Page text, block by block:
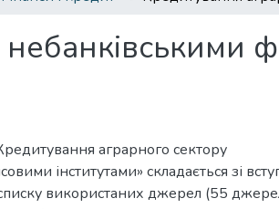
аграрного сектору
інститутами» складається зі
списку використаних джерел (55